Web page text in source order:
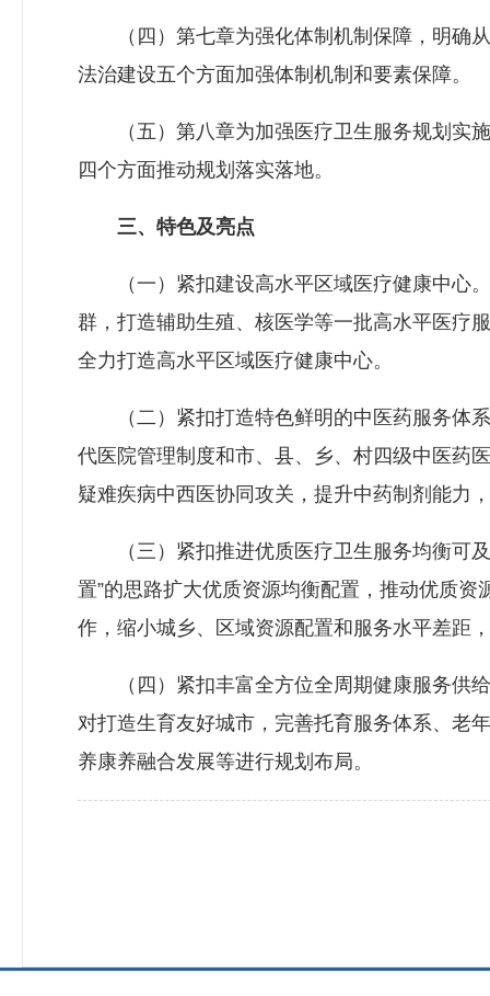
（四）第七章为强化体制机制保障，明确从
法治建设五个方面加强体制机制和要素保障。
（五）第八章为加强医疗卫生服务规划实施
四个方面推动规划落实落地。
三、特色及亮点
（一）紧扣建设高水平区域医疗健康中心。
群，打造辅助生殖、核医学等一批高水平医疗
全力打造高水平区域医疗健康中心。
（二）紧扣打造特色鲜明的中医药服务体系
代医院管理制度和市、县、乡、村四级中医药
疑难疾病中西医协同攻关，提升中药制剂能力
（三）紧扣推进优质医疗卫生服务均衡可及
置”的思路扩大优质资源均衡配置，推动优质
作，缩小城乡、区域资源配置和服务水平差距
（四）紧扣丰富全方位全周期健康服务供给
对打造生育友好城市，完善托育服务体系、老
养康养融合发展等进行规划布局。